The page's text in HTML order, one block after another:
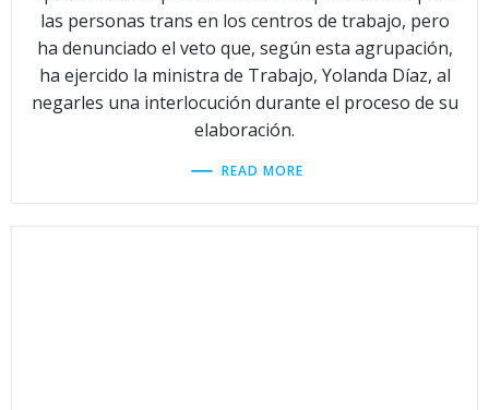
las personas trans en los centros de trabajo, pero
ha denunciado el veto que, según esta agrupación,
ha ejercido la ministra de Trabajo, Yolanda Díaz, al
negarles una interlocución durante el proceso de su
elaboración.
READ MORE